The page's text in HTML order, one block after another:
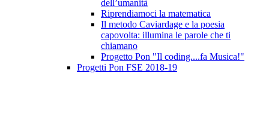
dell’umanità
Riprendiamoci la matematica
Il metodo Caviardage e la poesia
capovolta: illumina le parole che ti
chiamano
Progetto Pon "Il coding....fa Musica!"
Progetti Pon FSE 2018-19